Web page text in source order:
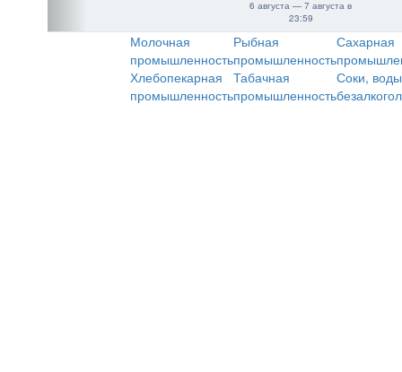
6 августа — 7 августа в
23:59
Молочная
промышленность
Рыбная
промышленность
Сахарная
Хлебопекарная
промышленность
Табачная
промышленность
Соки,